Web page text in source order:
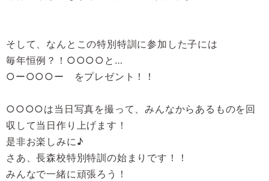
そして、なんとこの特別特訓に参加した子には
毎年恒例？！○○○○と…
○ー○○○ー をプレゼント！！
○○○○は当日写真を撮って、みんなからあるものを回
収して当日作り上げます！
是非お楽しみに♪
さあ、長森校特別特訓の始まりです！！
みんなで一緒に頑張ろう！